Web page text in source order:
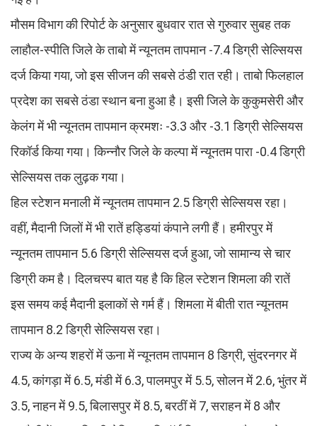
मौसम विभाग की रिपोर्ट के अनुसार बुधवार रात से गुरुवार सुबह तक
लाहौल-स्पीति जिले के ताबो में न्यूनतम तापमान -7.4 डिग्री सेल्सियस
दर्ज किया गया, जो इस सीजन की सबसे ठंडी रात रही। ताबो फिलहाल
प्रदेश का सबसे ठंडा स्थान बना हुआ है। इसी जिले के कुकुमसेरी और
केलंग में भी न्यूनतम तापमान क्रमशः -3.3 और -3.1 डिग्री सेल्सियस
रिकॉर्ड किया गया। किन्नौर जिले के कल्पा में न्यूनतम पारा -0.4 डिग्री
सेल्सियस तक लुढ़क गया।
हिल स्टेशन मनाली में न्यूनतम तापमान 2.5 डिग्री सेल्सियस रहा।
वहीं, मैदानी जिलों में भी रातें हड्डियां कंपाने लगी हैं। हमीरपुर में
न्यूनतम तापमान 5.6 डिग्री सेल्सियस दर्ज हुआ, जो सामान्य से चार
डिग्री कम है। दिलचस्प बात यह है कि हिल स्टेशन शिमला की रातें
इस समय कई मैदानी इलाकों से गर्म हैं। शिमला में बीती रात न्यूनतम
तापमान 8.2 डिग्री सेल्सियस रहा।
राज्य के अन्य शहरों में ऊना में न्यूनतम तापमान 8 डिग्री, सुंदरनगर में
4.5, कांगड़ा में 6.5, मंडी में 6.3, पालमपुर में 5.5, सोलन में 2.6, भुंतर में
3.5, नाहन में 9.5, बिलासपुर में 8.5, बरठीं में 7, सराहन में 8 और